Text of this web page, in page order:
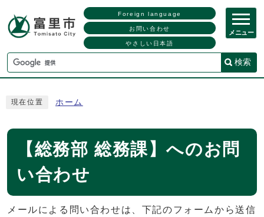
Foreign language
お問い合わせ
やさしい日本語
検索
メニュー
現在位置 ホーム
【総務部 総務課】へのお問
い合わせ
メールによる問い合わせは、下記のフォームから送信